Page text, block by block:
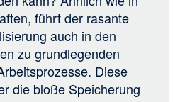
führt der rasante
auch in den
zu grundlegenden
Diese
die bloße Speicherung